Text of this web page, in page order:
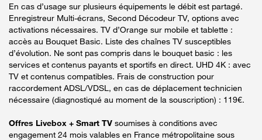
En cas d’usage sur plusieurs équipements le débit est partagé.
Enregistreur Multi-écrans, Second Décodeur TV, options avec
activations nécessaires. TV d’Orange sur mobile et tablette :
accès au Bouquet Basic. Liste des chaînes TV susceptibles
d’évolution. Ne sont pas compris dans le bouquet basic : les
services et contenus payants et sportifs en direct. UHD 4K : avec
TV et contenus compatibles. Frais de construction pour
raccordement ADSL/VDSL, en cas de déplacement technicien
nécessaire (diagnostiqué au moment de la souscription) : 119€.
Offres Livebox + Smart TV soumises à conditions avec
engagement 24 mois valables en France métropolitaine sous